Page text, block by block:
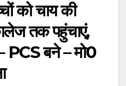
को चाय की
तक पहुंचाएं,
PCS बने – मो0